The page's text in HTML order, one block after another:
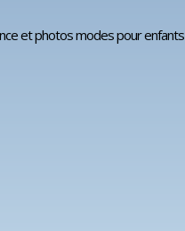
et photos modes pour enfants